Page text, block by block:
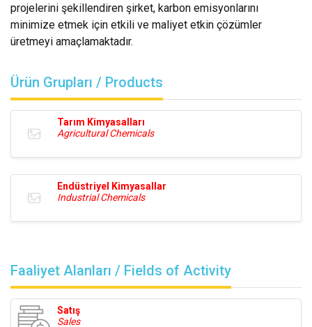
projelerini şekillendiren şirket, karbon emisyonlarını
minimize etmek için etkili ve maliyet etkin çözümler
üretmeyi amaçlamaktadır.
Ürün Grupları / Products
Tarım Kimyasalları
Agricultural Chemicals
Endüstriyel Kimyasallar
Industrial Chemicals
Faaliyet Alanları / Fields of Activity
Satış
Sales